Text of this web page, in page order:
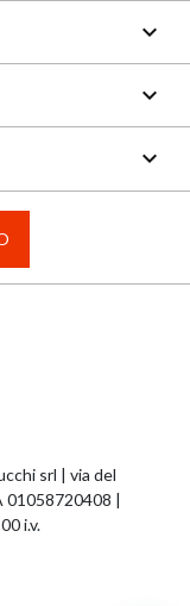
keyboard_arrow_down
keyboard_arrow_down
keyboard_arrow_down
srl | via del
01058720408 |
i.v.